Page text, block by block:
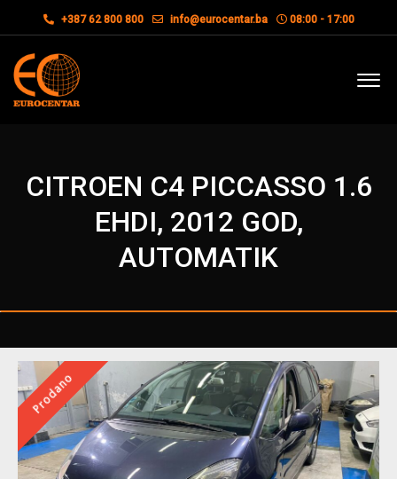
+387 62 800 800 info@eurocentar.ba 08:00 - 17:00
CITROEN C4 PICCASSO 1.6
EHDI, 2012 GOD,
AUTOMATIK
Prodano